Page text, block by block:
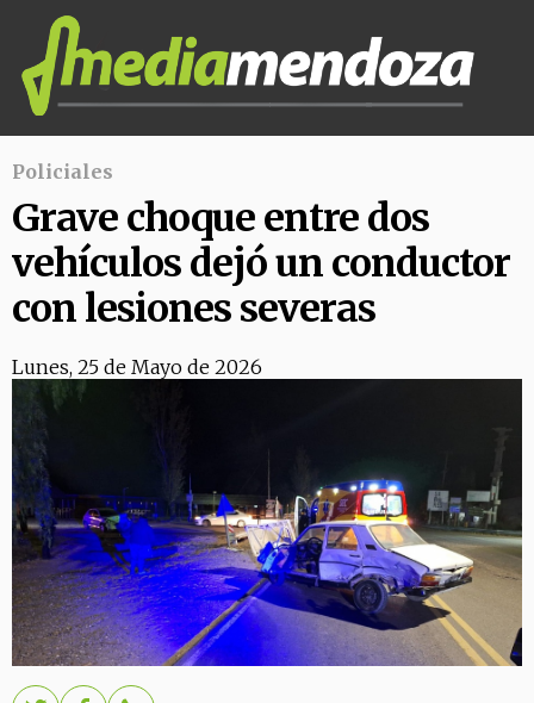
Policiales
Grave choque entre dos
vehículos dejó un conductor
con lesiones severas
Lunes, 25 de Mayo de 2026